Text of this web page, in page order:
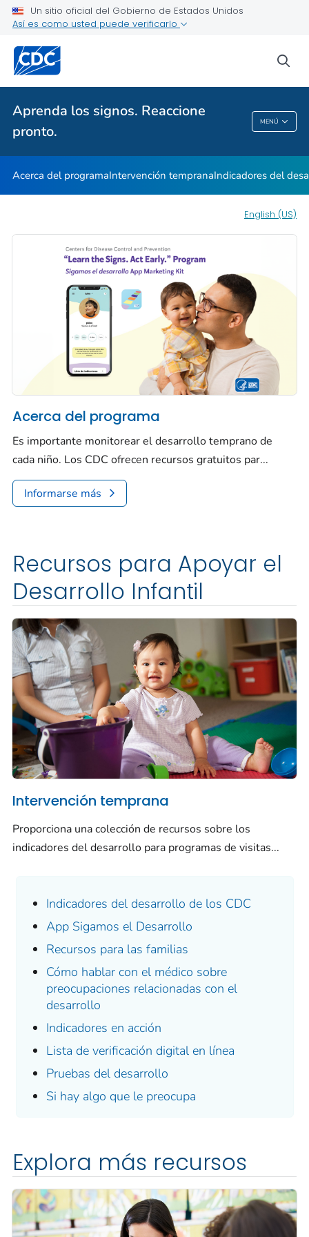
Un sitio oficial del Gobierno de Estados Unidos
Así es como usted puede verificarlo
Aprenda los signos. Reaccione
pronto.
MENÚ
Indicadores en acción
VER TODO
Aprenda Los Signos. Reaccione Pronto.
Acerca del programaIntervención tempranaIndicadores del
English (US)
Acerca del programa
Es importante monitorear el desarrollo temprano de
cada niño. Los CDC ofrecen recursos gratuitos par...
Informarse más
Recursos para Apoyar el
Desarrollo Infantil
Intervención temprana
Proporciona una colección de recursos sobre los
indicadores del desarrollo para programas de visitas...
Indicadores del desarrollo de los CDC
App Sigamos el Desarrollo
Recursos para las familias
Cómo hablar con el médico sobre
preocupaciones relacionadas con el
desarrollo
Indicadores en acción
Lista de verificación digital en línea
Pruebas del desarrollo
Si hay algo que le preocupa
Explora más recursos